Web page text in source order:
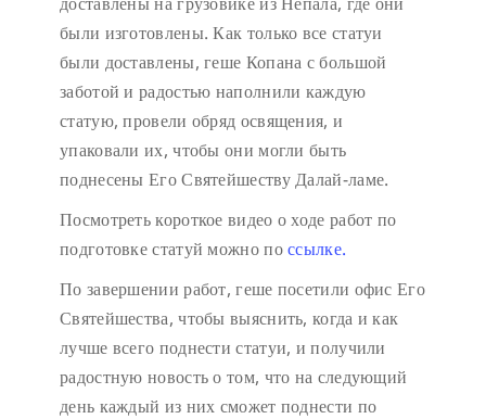
были изготовлены. Как только все статуи
были доставлены, геше Копана с большой
заботой и радостью наполнили каждую
статую, провели обряд освящения, и
упаковали их, чтобы они могли быть
поднесены Его Святейшеству Далай-ламе.
Посмотреть короткое видео о ходе работ по
подготовке статуй можно поссылке.
По завершении работ, геше посетили офис Его
Святейшества, чтобы выяснить, когда и как
лучше всего поднести статуи, и получили
радостную новость о том, что на следующий
день каждый из них сможет поднести по